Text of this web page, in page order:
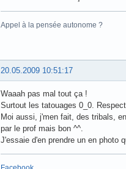
Appel à la pensée autonome ?
20.05.2009 10:51:17
Waaah pas mal tout ça !
Surtout les tatouages 0_0. Respect.
Moi aussi, j'men fait, des tribals,
par le prof mais bon ^^.
J'essaie d'en prendre un en photo